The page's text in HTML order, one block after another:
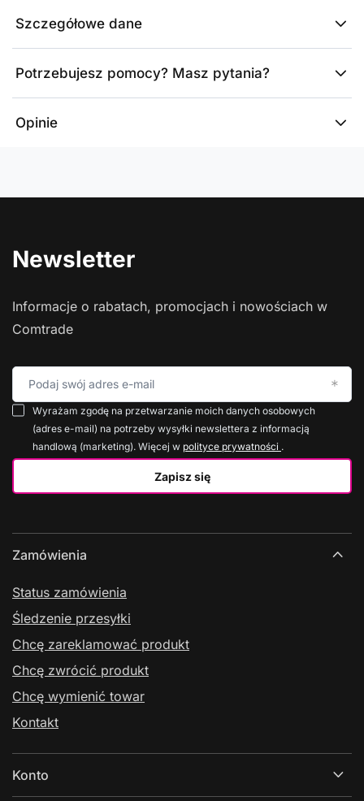
Szczegółowe dane
Potrzebujesz pomocy? Masz pytania?
Opinie
Newsletter
Informacje o rabatach, promocjach i nowościach w
Comtrade
Podaj swój adres e-mail
Zapisz się
Wyrażam zgodę na przetwarzanie moich danych osobowych
(adres e-mail) na potrzeby wysyłki newslettera z informacją
handlową (marketing). Więcej w polityce prywatności .
Zamówienia
Status zamówienia
Śledzenie przesyłki
Chcę zareklamować produkt
Chcę zwrócić produkt
Chcę wymienić towar
Kontakt
Konto